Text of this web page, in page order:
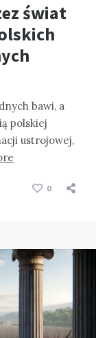
świat
bawi, a
polskiej
ustrojowej,
0